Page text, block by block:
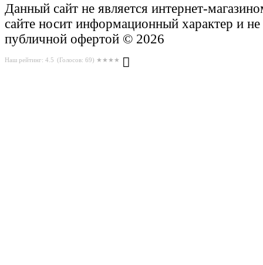
Данный сайт не является интернет-
сайте носит информационный характер и не
публичной офертой © 2026
Наш рейтинг: 4.5 (Голосов: 69) ★★★★